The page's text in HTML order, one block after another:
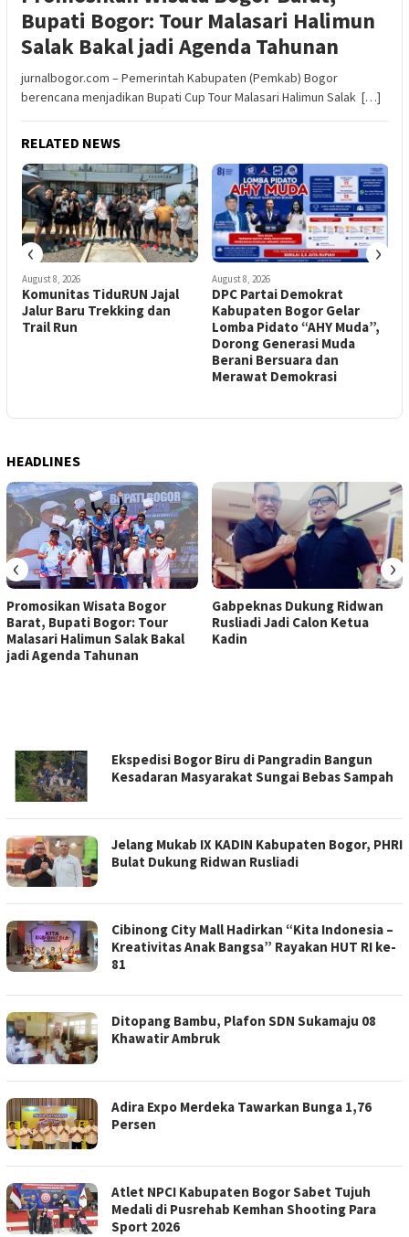
Bupati Bogor: Tour Malasari Halimun
Salak Bakal jadi Agenda Tahunan
jurnalbogor.com – Pemerintah Kabupaten (Pemkab) Bogor
berencana menjadikan Bupati Cup Tour Malasari Halimun Salak […]
RELATED NEWS
August 8, 2026
Komunitas TiduRUN Jajal
Jalur Baru Trekking dan
Trail Run
August 8, 2026
DPC Partai Demokrat
Kabupaten Bogor Gelar
Lomba Pidato “AHY Muda”,
Dorong Generasi Muda
Berani Bersuara dan
Merawat Demokrasi
‹ ›
HEADLINES
Promosikan Wisata Bogor
Barat, Bupati Bogor: Tour
Malasari Halimun Salak Bakal
jadi Agenda Tahunan
Gabpeknas Dukung Ridwan
Rusliadi Jadi Calon Ketua
Kadin
‹ ›
JURNALBOGOR.COMEkspedisi Bogor Biru di Pangradin Bangun
Kesadaran Masyarakat Sungai Bebas Sampah
Jelang Mukab IX KADIN Kabupaten Bogor, PHRI
Bulat Dukung Ridwan Rusliadi
Cibinong City Mall Hadirkan “Kita Indonesia –
Kreativitas Anak Bangsa” Rayakan HUT RI ke-
81
Ditopang Bambu, Plafon SDN Sukamaju 08
Khawatir Ambruk
Adira Expo Merdeka Tawarkan Bunga 1,76
Persen
Atlet NPCI Kabupaten Bogor Sabet Tujuh
Medali di Pusrehab Kemhan Shooting Para
Sport 2026